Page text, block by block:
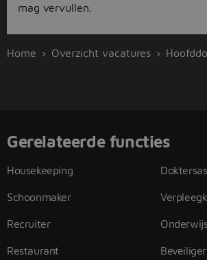
mag vervullen.
Home Overzicht vacatures
Gerelateerde functies
Housekeeping
Schoonmaker
Recruiter
Restaurant Beveiliger